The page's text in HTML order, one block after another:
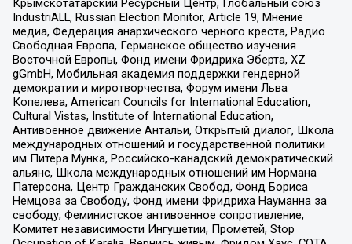
Крымскотатарский Ресурсный Центр, Глобальный союз
IndustriALL, Russian Election Monitor, Article 19, Мнение
медиа, Федерация анархического черного креста, Радио
Свободная Европа, Германское общество изучения
Восточной Европы, Фонд имени Фридриха Эберта, XZ
gGmbH, Мобильная академия поддержки гендерной
демократии и миротворчества, Форум имени Льва
Копелева, American Councils for International Education,
Cultural Vistas, Institute of International Education,
Антивоенное движение Антальи, Открытый диалог, Школа
международных отношений и государственной политики
им Питера Мунка, Российско-канадский демократический
альянс, Школа международных отношений им Нормана
Патерсона, Центр Гражданских Свобод, Фонд Бориса
Немцова за Свободу, Фонд имени Фридриха Науманна за
свободу, Феминистское антивоенное сопротивление,
Комитет независимости Ингушетии, Прометей, Stop